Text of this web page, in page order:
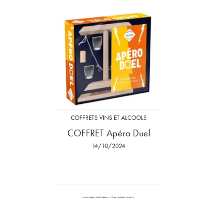
COFFRETS VINS ET ALCOOLS
COFFRET Apéro Duel
14/10/2024